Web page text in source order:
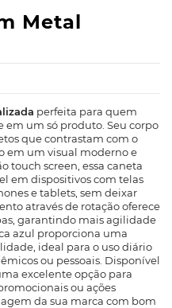
Metal
perfeita para quem
um só produto. Seu corpo
que contrastam com o
em um visual moderno e
touch screen, essa caneta
em dispositivos com telas
e tablets, sem deixar
através de rotação oferece
garantindo mais agilidade
azul proporciona uma
ideal para o uso diário
ou pessoais. Disponível
excelente opção para
ou ações
da sua marca com bom